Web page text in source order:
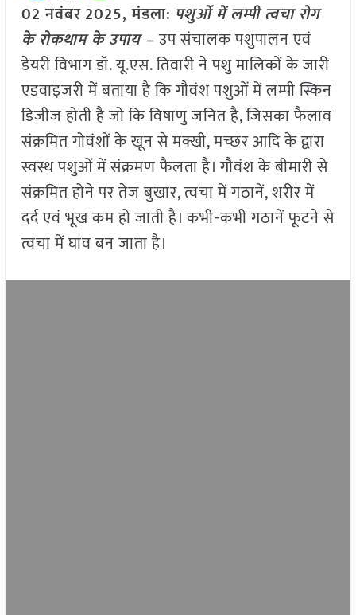
02 नवंबर2025,मंडला: पशुओं में लम्पी त्वचा रोग
के रोकथाम के उपाय –उप संचालक पशुपालन एवं
डेयरी विभाग डॉ. यू.एस. तिवारी ने पशु मालिकों के जारी
एडवाइजरी में बताया है कि गौवंश पशुओं में लम्पी स्किन
डिजीज होती है जो कि विषाणु जनित है, जिसका फैलाव
संक्रमित गोवंशों के खून से मक्खी, मच्छर आदि के द्वारा
स्वस्थ पशुओं में संक्रमण फैलता है। गौवंश के बीमारी से
संक्रमित होने पर तेज बुखार, त्वचा में गठानें, शरीर में
दर्द एवं भूख कम हो जाती है। कभी-कभी गठानें फूटने से
त्वचा में घाव बन जाता है।